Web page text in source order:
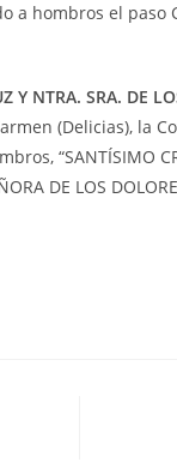
a hombros el paso
Y NTRA. SRA. DE
(Delicias), la
“SANTÍSIMO
DE LOS